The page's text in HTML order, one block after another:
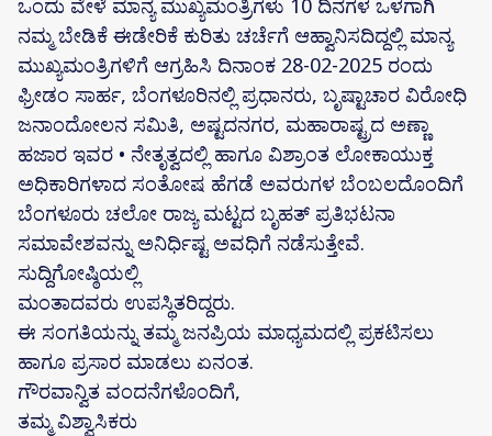
ಒಂದು ವೇಳೆ ಮಾನ್ಯ ಮುಖ್ಯಮಂತ್ರಿಗಳು 10 ದಿನಗಳ ಒಳಗಾಗಿ
ನಮ್ಮ ಬೇಡಿಕೆ ಈಡೇರಿಕೆ ಕುರಿತು ಚರ್ಚೆಗೆ ಆಹ್ವಾನಿಸದಿದ್ದಲ್ಲಿ ಮಾನ್ಯ
ಮುಖ್ಯಮಂತ್ರಿಗಳಿಗೆ ಆಗ್ರಹಿಸಿ ದಿನಾಂಕ 28-02-2025 ರಂದು
ಫ್ರೀಡಂ ಸಾರ್ಹ, ಬೆಂಗಳೂರಿನಲ್ಲಿ ಪ್ರಧಾನರು, ಬೃಷ್ಟಾಚಾರ ವಿರೋಧಿ
ಜನಾಂದೋಲನ ಸಮಿತಿ, ಅಷ್ಟದನಗರ, ಮಹಾರಾಷ್ಟ್ರದ ಅಣ್ಣಾ
ಹಜಾರ ಇವರ • ನೇತೃತ್ವದಲ್ಲಿ ಹಾಗೂ ವಿಶ್ರಾಂತ ಲೋಕಾಯುಕ್ತ
ಅಧಿಕಾರಿಗಳಾದ ಸಂತೋಷ ಹೆಗಡೆ ಅವರುಗಳ ಬೆಂಬಲದೊಂದಿಗೆ
ಬೆಂಗಳೂರು ಚಲೋ ರಾಜ್ಯ ಮಟ್ಟದ ಬೃಹತ್ ಪ್ರತಿಭಟನಾ
ಸಮಾವೇಶವನ್ನು ಅನಿರ್ಧಿಷ್ಟ ಅವಧಿಗೆ ನಡೆಸುತ್ತೇವೆ.
ಸುದ್ದಿಗೋಷ್ಠಿಯಲ್ಲಿ
ಮಂತಾದವರು ಉಪಸ್ಥಿತರಿದ್ದರು.
ಈ ಸಂಗತಿಯನ್ನು ತಮ್ಮ ಜನಪ್ರಿಯ ಮಾಧ್ಯಮದಲ್ಲಿ ಪ್ರಕಟಿಸಲು
ಹಾಗೂ ಪ್ರಸಾರ ಮಾಡಲು ಏನಂತ.
ಗೌರವಾನ್ವಿತ ವಂದನೆಗಳೊಂದಿಗೆ,
ತಮ್ಮ ವಿಶ್ವಾಸಿಕರು